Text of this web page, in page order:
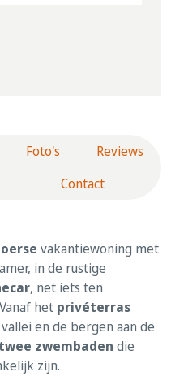
Foto's
Reviews
Contact
vakantiewoning met
in de rustige
, net iets ten
het privéterras
en de bergen aan de
twee zwembaden die
zijn.